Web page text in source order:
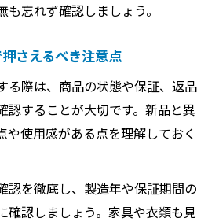
忘れず確認しましょう。
さえるべき注意点
る際は、商品の状態や保証、返品
認することが大切です。新品と異
や使用感がある点を理解しておく
認を徹底し、製造年や保証期間の
確認しましょう。家具や衣類も見